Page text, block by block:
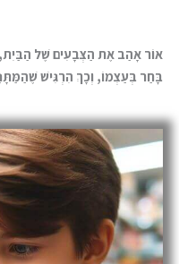
אוֹר אָהַב אֶת הַצְּבָעִים שֶׁל
בָּחַר בְּעַצְמוֹ, וְכָךְ הִרְגִּישׁ